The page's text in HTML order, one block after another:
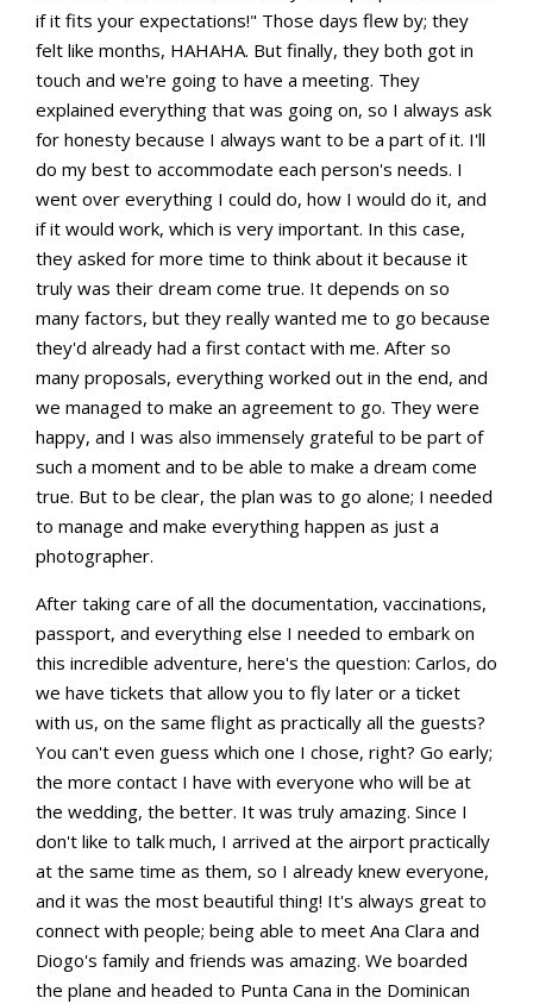
if it fits your expectations!" Those days flew by; they
felt like months, HAHAHA. But finally, they both got in
touch and we're going to have a meeting. They
explained everything that was going on, so I always ask
for honesty because I always want to be a part of it. I'll
do my best to accommodate each person's needs. I
went over everything I could do, how I would do it, and
if it would work, which is very important. In this case,
they asked for more time to think about it because it
truly was their dream come true. It depends on so
many factors, but they really wanted me to go because
they'd already had a first contact with me. After so
many proposals, everything worked out in the end, and
we managed to make an agreement to go. They were
happy, and I was also immensely grateful to be part of
such a moment and to be able to make a dream come
true. But to be clear, the plan was to go alone; I needed
to manage and make everything happen as just a
photographer.
After taking care of all the documentation, vaccinations,
passport, and everything else I needed to embark on
this incredible adventure, here's the question: Carlos, do
we have tickets that allow you to fly later or a ticket
with us, on the same flight as practically all the guests?
You can't even guess which one I chose, right? Go early;
the more contact I have with everyone who will be at
the wedding, the better. It was truly amazing. Since I
don't like to talk much, I arrived at the airport practically
at the same time as them, so I already knew everyone,
and it was the most beautiful thing! It's always great to
connect with people; being able to meet Ana Clara and
Diogo's family and friends was amazing. We boarded
the plane and headed to Punta Cana in the Dominican